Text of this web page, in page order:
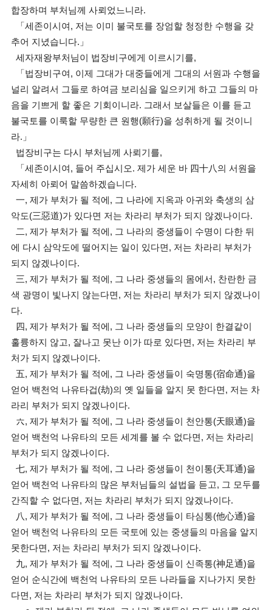
합장하며 부처님께 사뢰었느니라.
「세존이시여, 저는 이미 불국토를 장엄할 청정한 수행을 갖
추어 지녔습니다.」
세자재왕부처님이 법장비구에게 이르시기를,
「법장비구여, 이제 그대가 대중들에게 그대의 서원과 수행을
널리 알려서 그들로 하여금 보리심을 일으키게 하고 그들의 마
음을 기쁘게 할 좋은 기회이니라. 그래서 보살들은 이를 듣고
불국토를 이룩할 무량한 큰 원행(願行)을 성취하게 될 것이니
라.」
법장비구는 다시 부처님께 사뢰기를,
「세존이시여, 들어 주십시오. 제가 세운 바 四十八의 서원을
자세히 아뢰어 말씀하겠습니다.
一, 제가 부처가 될 적에, 그 나라에 지옥과 아귀와 축생의 삼
악도(三惡道)가 있다면 저는 차라리 부처가 되지 않겠나이다.
二, 제가 부처가 될 적에, 그 나라의 중생들이 수명이 다한 뒤
에 다시 삼악도에 떨어지는 일이 있다면, 저는 차라리 부처가
되지 않겠나이다.
三, 제가 부처가 될 적에, 그 나라 중생들의 몸에서, 찬란한 금
색 광명이 빛나지 않는다면, 저는 차라리 부처가 되지 않겠나이
다.
四, 제가 부처가 될 적에, 그 나라 중생들의 모양이 한결같이
훌륭하지 않고, 잘나고 못난 이가 따로 있다면, 저는 차라리 부
처가 되지 않겠나이다.
五, 제가 부처가 될 적에, 그 나라 중생들이 숙명통(宿命通)을
얻어 백천억 나유타겁(劫)의 옛 일들을 알지 못 한다면, 저는 차
라리 부처가 되지 않겠나이다.
六, 제가 부처가 될 적에, 그 나라 중생들이 천안통(天眼通)을
얻어 백천억 나유타의 모든 세계를 볼 수 없다면, 저는 차라리
부처가 되지 않겠나이다.
七, 제가 부처가 될 적에, 그 나라 중생들이 천이통(天耳通)을
얻어 백천억 나유타의 많은 부처님들의 설법을 듣고, 그 모두를
간직할 수 없다면, 저는 차라리 부처가 되지 않겠나이다.
八, 제가 부처가 될 적에, 그 나라 중생들이 타심통(他心通)을
얻어 백천억 나유타의 모든 국토에 있는 중생들의 마음을 알지
못한다면, 저는 차라리 부처가 되지 않겠나이다.
九, 제가 부처가 될 적에, 그 나라 중생들이 신족통(神足通)을
얻어 순식간에 백천억 나유타의 모든 나라들을 지나가지 못한
다면, 저는 차라리 부처가 되지 않겠나이다.